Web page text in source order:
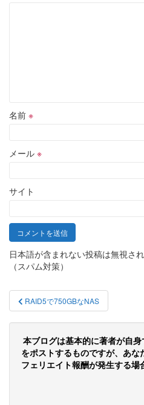
名前 ※
メール ※
サイト
日本語が含まれない投稿は無視さ
（スパム対策）
投
稿
ナ
ビ
RAID5で750GBなNAS
本ブログは基本的に著者が自
をポストするものですが、あ
フェリエイト報酬が発生する場